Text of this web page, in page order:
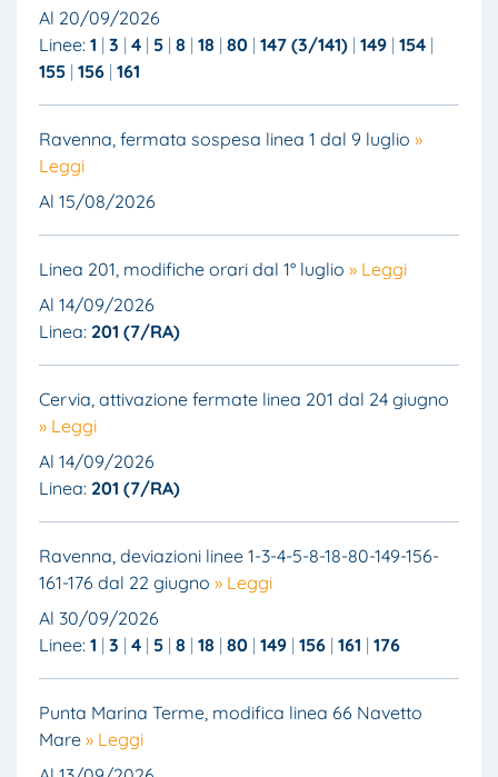
Al 20/09/2026
Linee: 1 3 4 5 8 18 80 147 (3/141) 149 154
155 156 161
Ravenna, fermata sospesa linea 1 dal 9 luglio »
Leggi
Al 15/08/2026
Linea 201, modifiche orari dal 1° luglio » Leggi
Al 14/09/2026
Linea: 201 (7/RA)
Cervia, attivazione fermate linea 201 dal 24 giugno
» Leggi
Al 14/09/2026
Linea: 201 (7/RA)
Ravenna, deviazioni linee 1-3-4-5-8-18-80-149-156-
161-176 dal 22 giugno » Leggi
Al 30/09/2026
Linee: 1 3 4 5 8 18 80 149 156 161 176
Punta Marina Terme, modifica linea 66 Navetto
Mare » Leggi